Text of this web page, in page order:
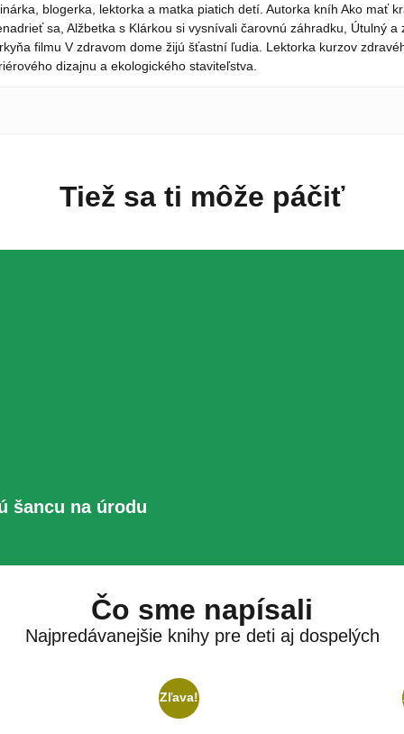
blogerka, lektorka a matka piatich detí. Autorka kníh Ako mať
sa, Alžbetka s Klárkou si vysnívali čarovnú záhradku, Útulný a
filmu V zdravom dome žijú šťastní ľudia. Lektorka kurzov
dizajnu a ekologického staviteľstva.
Tiež sa ti môže páčiť
šancu na úrodu
Čo sme napísali
Najpredávanejšie knihy pre deti aj dospelých
Zľava!